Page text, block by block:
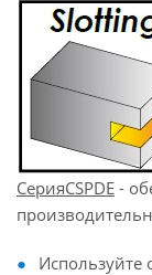
СерияCSPDE -
Используйте